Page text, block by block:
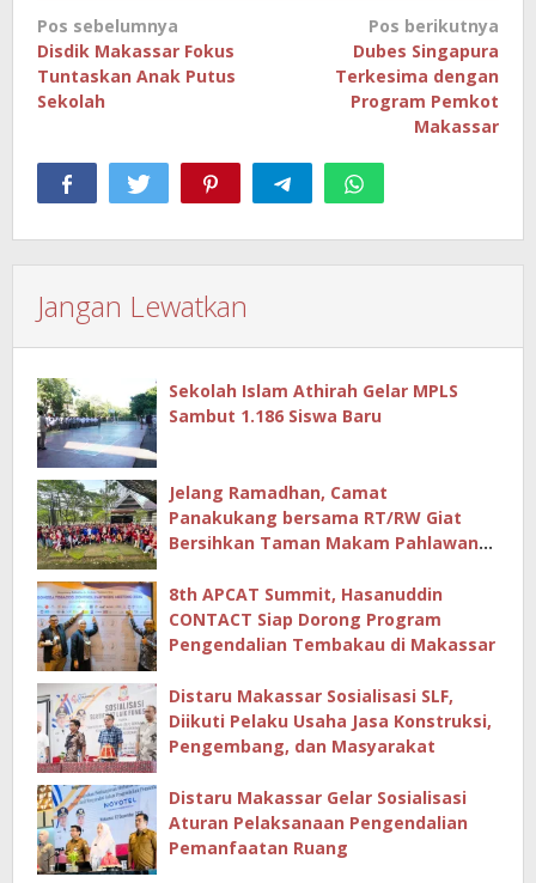
Navigasi
pos
Pos sebelumnya
Disdik Makassar Fokus
Tuntaskan Anak Putus
Sekolah
Pos berikutnya
Dubes Singapura
Terkesima dengan
Program Pemkot
Makassar
Jangan Lewatkan
Sekolah Islam Athirah Gelar MPLS
Sambut 1.186 Siswa Baru
Jelang Ramadhan, Camat
Panakukang bersama RT/RW Giat
Bersihkan Taman Makam Pahlawan
8th APCAT Summit, Hasanuddin
CONTACT Siap Dorong Program
Pengendalian Tembakau di Makassar
Distaru Makassar Sosialisasi SLF,
Diikuti Pelaku Usaha Jasa Konstruksi,
Pengembang, dan Masyarakat
Distaru Makassar Gelar Sosialisasi
Aturan Pelaksanaan Pengendalian
Pemanfaatan Ruang